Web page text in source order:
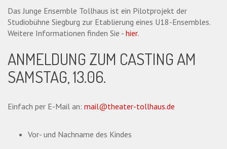
Das Junge Ensemble Tollhaus ist ein Pilotprojekt der
Studiobühne Siegburg zur Etablierung eines U18-Ensembles.
Weitere Informationen finden Sie - hier.
ANMELDUNG ZUM CASTING AM
SAMSTAG, 13.06.
Einfach per E-Mail an: mail@theater-tollhaus.de
Vor- und Nachname des Kindes